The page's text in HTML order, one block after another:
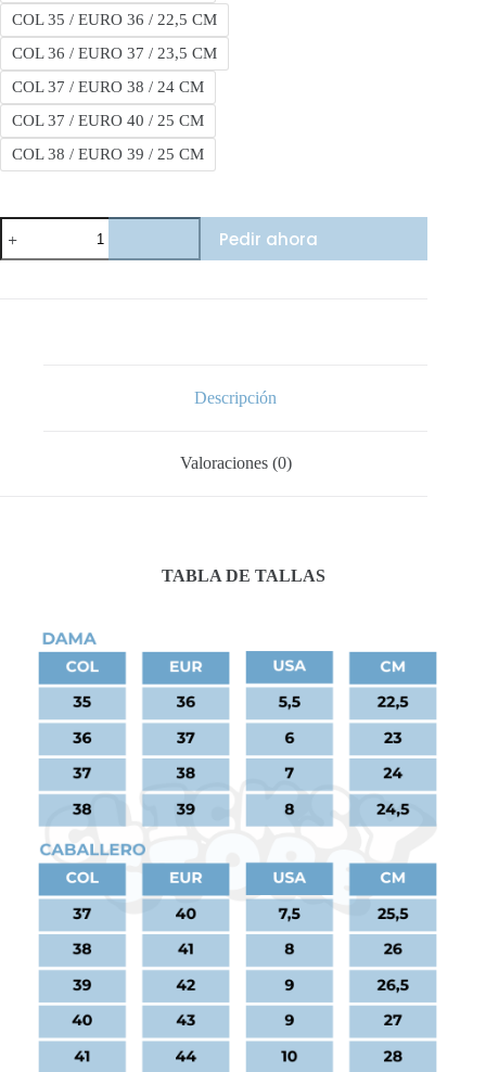
COL 35 / EURO 36 / 22,5 CM
COL 36 / EURO 37 / 23,5 CM
COL 37 / EURO 38 / 24 CM
COL 37 / EURO 40 / 25 CM
COL 38 / EURO 39 / 25 CM
Nike
Sb
Blue
Pedir ahora
Descripción
Valoraciones (0)
TABLA DE TALLAS